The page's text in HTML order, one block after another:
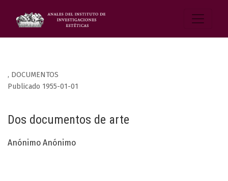
, DOCUMENTOS
Dos documentos de arte
Publicado 1955-01-01
Anónimo Anónimo